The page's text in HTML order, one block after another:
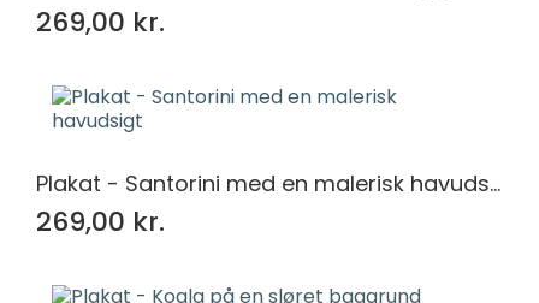
269,00 kr.
Plakat - Santorini med en malerisk havudsigt
269,00 kr.